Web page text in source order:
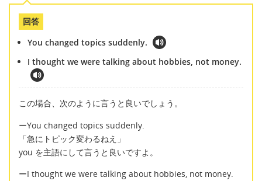
回答
You changed topics suddenly.
I thought we were talking about hobbies, not money.
この場合、次のように言うと良いでしょう。
ーYou changed topics suddenly.
「急にトピック変わるねえ」
you を主語にして言うと良いですよ。
ーI thought we were talking about hobbies, not money.